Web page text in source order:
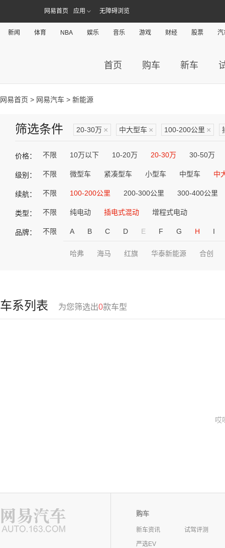
网易首页 应用 无障碍浏览
新闻 体育 NBA 娱乐 音乐 游戏 财经 股票 汽
首页 购车 新车
网易首页 > 网易汽车 > 新能源
筛选条件 20-30万 × 中大型车 × 100-200公里 ×
价格： 不限 10万以下 10-20万 20-30万 30-50万
级别： 不限 微型车 紧凑型车 小型车 中型车 中
续航： 不限 100-200公里 200-300公里 300-400公里
类型： 不限 纯电动 插电式混动 增程式电动
品牌： 不限 A B C D E F G H I
哈弗 海马 红旗 华泰新能源 合创
车系列表 为您筛选出0款车型
哎
购车
新车资讯
试驾评测
严选EV